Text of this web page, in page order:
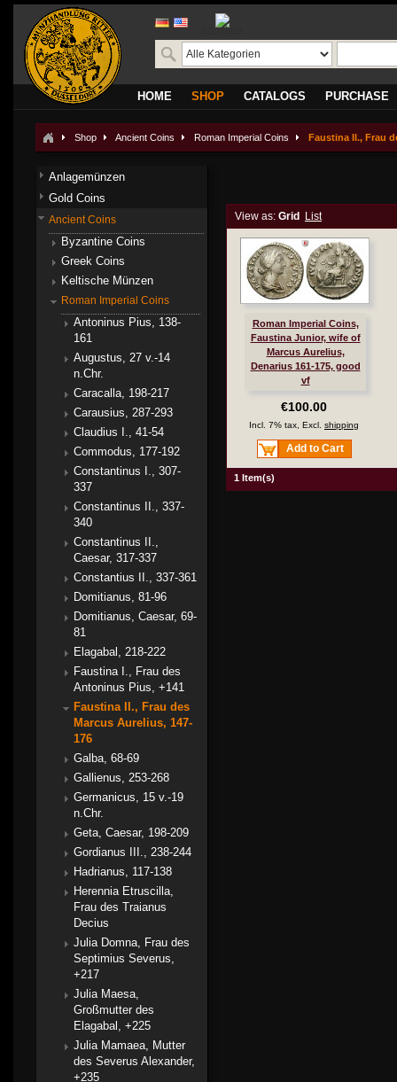
translate
HOME SHOP CATALOGS PURCHASE
Shop Ancient Coins Roman Imperial Coins Faustina II., Frau
View as: Grid List
Roman Imperial Coins,
Faustina Junior, wife of
Marcus Aurelius,
Denarius 161-175, good
vf
€100.00
Incl. 7% tax, Excl. shipping
Add to Cart
1 Item(s)
Anlagemünzen
Gold Coins
Ancient Coins
Byzantine Coins
Greek Coins
Keltische Münzen
Roman Imperial Coins
Antoninus Pius, 138-
161
Augustus, 27 v.-14
n.Chr.
Caracalla, 198-217
Carausius, 287-293
Claudius I., 41-54
Commodus, 177-192
Constantinus I., 307-
337
Constantinus II., 337-
340
Constantinus II.,
Caesar, 317-337
Constantius II., 337-361
Domitianus, 81-96
Domitianus, Caesar, 69-
81
Elagabal, 218-222
Faustina I., Frau des
Antoninus Pius, +141
Faustina II., Frau des
Marcus Aurelius, 147-
176
Galba, 68-69
Gallienus, 253-268
Germanicus, 15 v.-19
n.Chr.
Geta, Caesar, 198-209
Gordianus III., 238-244
Hadrianus, 117-138
Herennia Etruscilla,
Frau des Traianus
Decius
Julia Domna, Frau des
Septimius Severus,
+217
Julia Maesa,
Großmutter des
Elagabal, +225
Julia Mamaea, Mutter
des Severus Alexander,
+235